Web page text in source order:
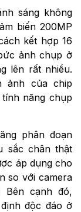
sáng không
biến 200MP
kết hợp 16
ảnh chụp ở
lên rất nhiều.
ảnh của chip
năng chụp
phân đoạn
sắc chân thật
áp dụng cho
so với camera
Bên cạnh đó,
độc đáo ở